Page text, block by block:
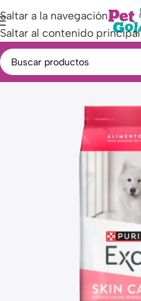
Saltar a la navegación
Saltar al contenido principal